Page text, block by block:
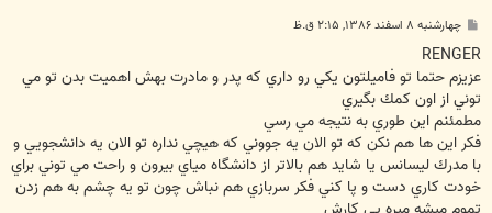
پ
ت
چهارشنبه ۸ اسفند ۱۳۸۶, ۲:۱۵ ق.ظ
RENGER
عزيزم حتما تو فاميلتون يكي رو داري كه پدر و مادرت بهش اهميت بدن تو مي
توني از اون كمك بگيري
مطمئنم اين طوري به نتيجه مي رسي
فكر اين ها هم نكن كه تو الان يه جووني كه هيچي نداره تو الان يه دانشجويي و
با مدرك ليسانس يا شايد هم بالاتر از دانشگاه مياي بيرون و راحت مي توني براي
خودت كاري دست و پا كني فكر سربازي هم نباش چون تو يه چشم به هم زدن